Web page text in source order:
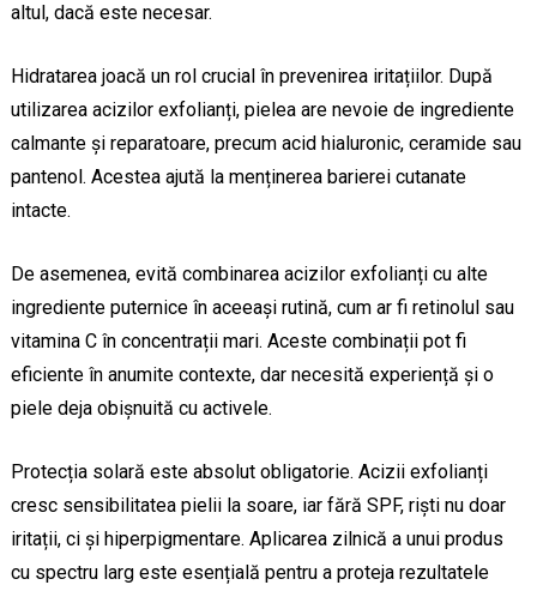
altul, dacă este necesar.
Hidratarea joacă un rol crucial în prevenirea iritațiilor. După
utilizarea acizilor exfolianți, pielea are nevoie de ingrediente
calmante și reparatoare, precum acid hialuronic, ceramide sau
pantenol. Acestea ajută la menținerea barierei cutanate
intacte.
De asemenea, evită combinarea acizilor exfolianți cu alte
ingrediente puternice în aceeași rutină, cum ar fi retinolul sau
vitamina C în concentrații mari. Aceste combinații pot fi
eficiente în anumite contexte, dar necesită experiență și o
piele deja obișnuită cu activele.
Protecția solară este absolut obligatorie. Acizii exfolianți
cresc sensibilitatea pielii la soare, iar fără SPF, riști nu doar
iritații, ci și hiperpigmentare. Aplicarea zilnică a unui produs
cu spectru larg este esențială pentru a proteja rezultatele